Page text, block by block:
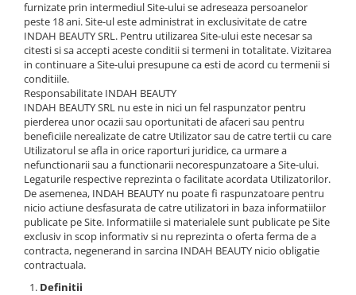
furnizate prin intermediul Site-ului se adreseaza persoanelor
peste 18 ani. Site-ul este administrat in exclusivitate de catre
INDAH BEAUTY SRL. Pentru utilizarea Site-ului este necesar sa
citesti si sa accepti aceste conditii si termeni in totalitate. Vizitarea
in continuare a Site-ului presupune ca esti de acord cu termenii si
conditiile.
Responsabilitate INDAH BEAUTY
INDAH BEAUTY SRL nu este in nici un fel raspunzator pentru
pierderea unor ocazii sau oportunitati de afaceri sau pentru
beneficiile nerealizate de catre Utilizator sau de catre tertii cu care
Utilizatorul se afla in orice raporturi juridice, ca urmare a
nefunctionarii sau a functionarii necorespunzatoare a Site-ului.
Legaturile respective reprezinta o facilitate acordata Utilizatorilor.
De asemenea, INDAH BEAUTY nu poate fi raspunzatoare pentru
nicio actiune desfasurata de catre utilizatori in baza informatiilor
publicate pe Site. Informatiile si materialele sunt publicate pe Site
exclusiv in scop informativ si nu reprezinta o oferta ferma de a
contracta, negenerand in sarcina INDAH BEAUTY nicio obligatie
contractuala.
Definitii